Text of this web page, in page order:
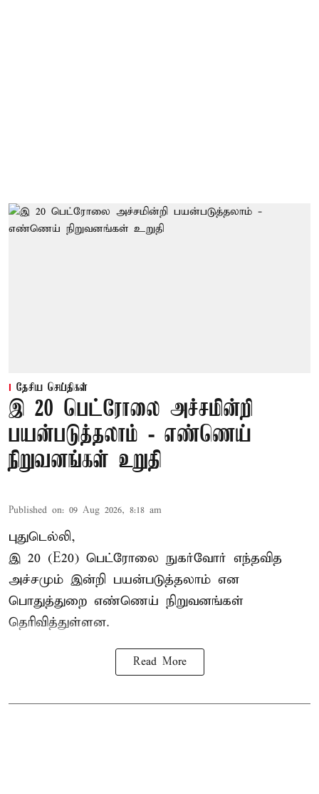
தேசிய செய்திகள்
இ 20 பெட்ரோலை அச்சமின்றி
பயன்படுத்தலாம் - எண்ணெய்
நிறுவனங்கள் உறுதி
Published on: 09 Aug 2026, 8:18 am
புதுடெல்லி,
இ 20 (E20) பெட்ரோலை நுகர்வோர் எந்தவித
அச்சமும் இன்றி பயன்படுத்தலாம் என
பொதுத்துறை எண்ணெய் நிறுவனங்கள்
தெரிவித்துள்ளன.
Read More